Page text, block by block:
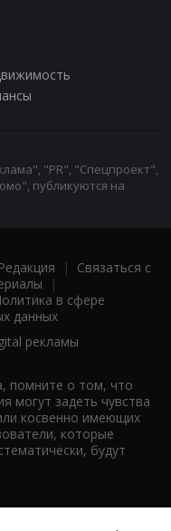
"PR", "Спецпроект",
публикуются на
Редакция | Связаться с
|
в сфере
данных
рекламы
помните о том, что
могут задеть чувства
косвенно имеющих
которые
будут